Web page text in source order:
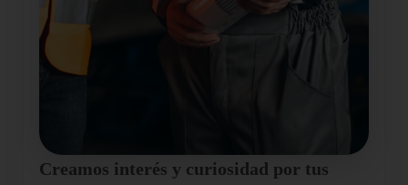
Creamos interés y curiosidad por tus